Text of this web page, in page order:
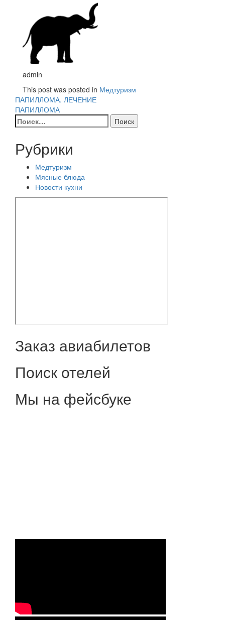
admin
This post was posted in Медтуризм
Навигация
по
ПАПИЛЛОМА. ЛЕЧЕНИЕ
ПАПИЛЛОМА
Найти:
Рубрики
Медтуризм
Мясные блюда
Новости кухни
Заказ авиабилетов
Поиск отелей
Мы на фейсбуке